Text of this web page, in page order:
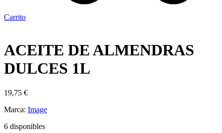
Carrito
ACEITE DE ALMENDRAS
DULCES 1L
19,75 €
Marca: Image
6 disponibles